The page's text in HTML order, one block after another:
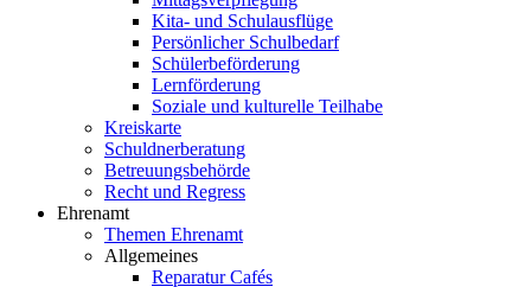
Kita- und Schulausflüge
Persönlicher Schulbedarf
Schülerbeförderung
Lernförderung
Soziale und kulturelle Teilhabe
Kreiskarte
Schuldnerberatung
Betreuungsbehörde
Recht und Regress
Ehrenamt
Themen Ehrenamt
Allgemeines
Reparatur Cafés